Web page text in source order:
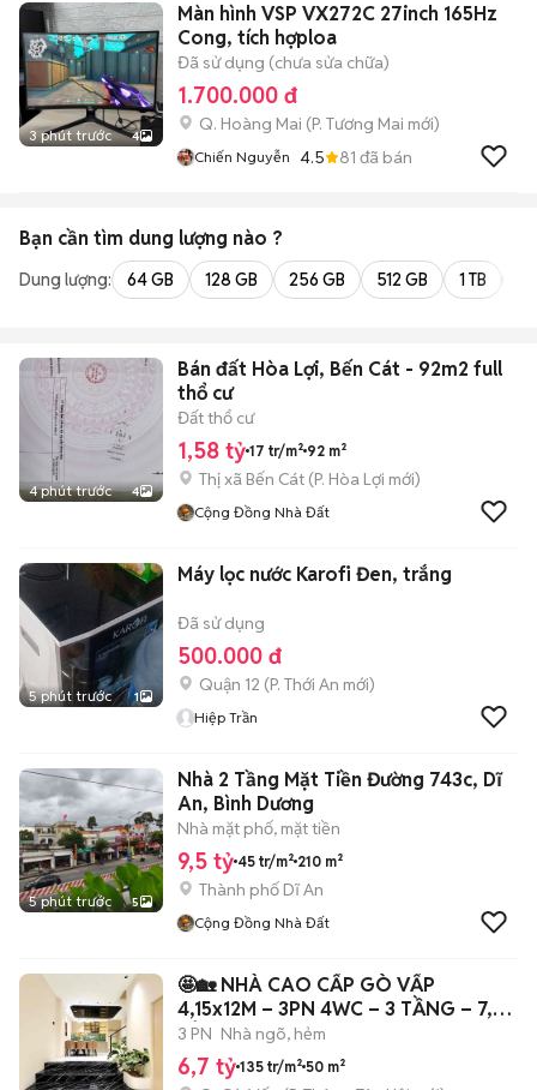
3 phút trước 4
Màn hình VSP VX272C 27inch 165Hz
Cong, tích hợploa
Đã sử dụng (chưa sửa chữa)
1.700.000 đ
Q. Hoàng Mai (P. Tương Mai mới)
Chiến Nguyễn 4.5 81 đã bán
Bạn cần tìm dung lượng nào ?
Dung lượng: 64 GB 128 GB 256 GB 512 GB 1 TB
4 phút trước 4
Bán đất Hòa Lợi, Bến Cát - 92m2 full
thổ cư
Đất thổ cư
1,58 tỷ 17 tr/m² 92 m²
Thị xã Bến Cát (P. Hòa Lợi mới)
Cộng Đồng Nhà Đất
5 phút trước 1
Máy lọc nước Karofi Đen, trắng
Đã sử dụng
500.000 đ
Quận 12 (P. Thới An mới)
Hiệp Trần
5 phút trước 5
Nhà 2 Tầng Mặt Tiền Đường 743c, Dĩ
An, Bình Dương
Nhà mặt phố, mặt tiền
9,5 tỷ 45 tr/m² 210 m²
Thành phố Dĩ An
Cộng Đồng Nhà Đất
🤩🏡 NHÀ CAO CẤP GÒ VẤP
4,15x12M – 3PN 4WC – 3 TẦNG – 7,6
TỶ
3 PN Nhà ngõ, hẻm
6,7 tỷ 135 tr/m² 50 m²